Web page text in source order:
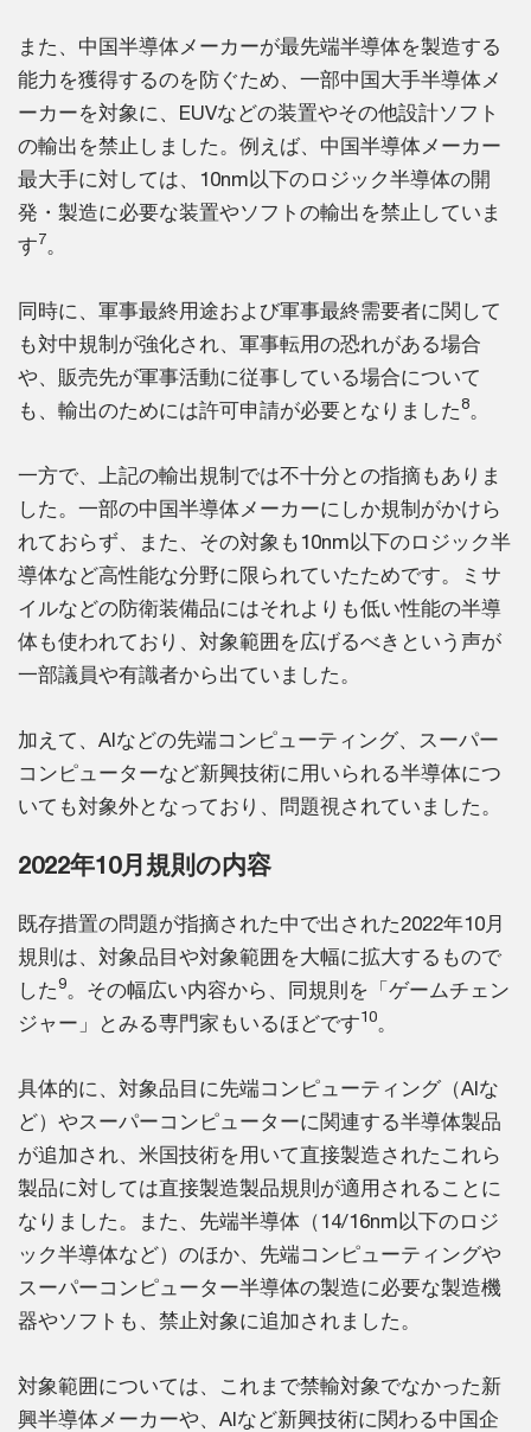
また、中国半導体メーカーが最先端半導体を製造する
能力を獲得するのを防ぐため、一部中国大手半導体メ
ーカーを対象に、EUVなどの装置やその他設計ソフト
の輸出を禁止しました。例えば、中国半導体メーカー
最大手に対しては、10nm以下のロジック半導体の開
発・製造に必要な装置やソフトの輸出を禁止していま
す7。
同時に、軍事最終用途および軍事最終需要者に関して
も対中規制が強化され、軍事転用の恐れがある場合
や、販売先が軍事活動に従事している場合について
も、輸出のためには許可申請が必要となりました8。
一方で、上記の輸出規制では不十分との指摘もありま
した。一部の中国半導体メーカーにしか規制がかけら
れておらず、また、その対象も10nm以下のロジック半
導体など高性能な分野に限られていたためです。ミサ
イルなどの防衛装備品にはそれよりも低い性能の半導
体も使われており、対象範囲を広げるべきという声が
一部議員や有識者から出ていました。
加えて、AIなどの先端コンピューティング、スーパー
コンピューターなど新興技術に用いられる半導体につ
いても対象外となっており、問題視されていました。
2022年10月規則の内容
既存措置の問題が指摘された中で出された2022年10月
規則は、対象品目や対象範囲を大幅に拡大するもので
した9。その幅広い内容から、同規則を「ゲームチェン
ジャー」とみる専門家もいるほどです10。
具体的に、対象品目に先端コンピューティング（AIな
ど）やスーパーコンピューターに関連する半導体製品
が追加され、米国技術を用いて直接製造されたこれら
製品に対しては直接製造製品規則が適用されることに
なりました。また、先端半導体（14/16nm以下のロジ
ック半導体など）のほか、先端コンピューティングや
スーパーコンピューター半導体の製造に必要な製造機
器やソフトも、禁止対象に追加されました。
対象範囲については、これまで禁輸対象でなかった新
興半導体メーカーや、AIなど新興技術に関わる中国企